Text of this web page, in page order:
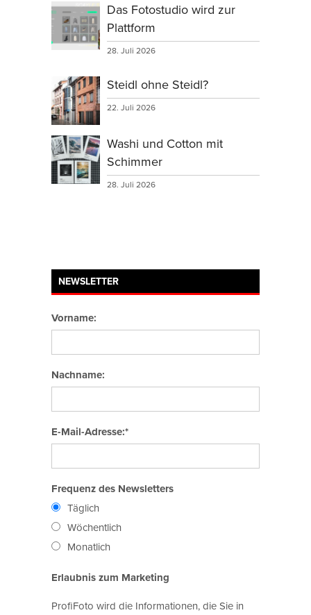
Das Fotostudio wird zur
Plattform
28. Juli 2026
Steidl ohne Steidl?
22. Juli 2026
Washi und Cotton mit
Schimmer
28. Juli 2026
NEWSLETTER
Vorname:
Nachname:
E-Mail-Adresse:*
Frequenz des Newsletters
Täglich
Wöchentlich
Monatlich
Erlaubnis zum Marketing
ProfiFoto wird die Informationen, die Sie in